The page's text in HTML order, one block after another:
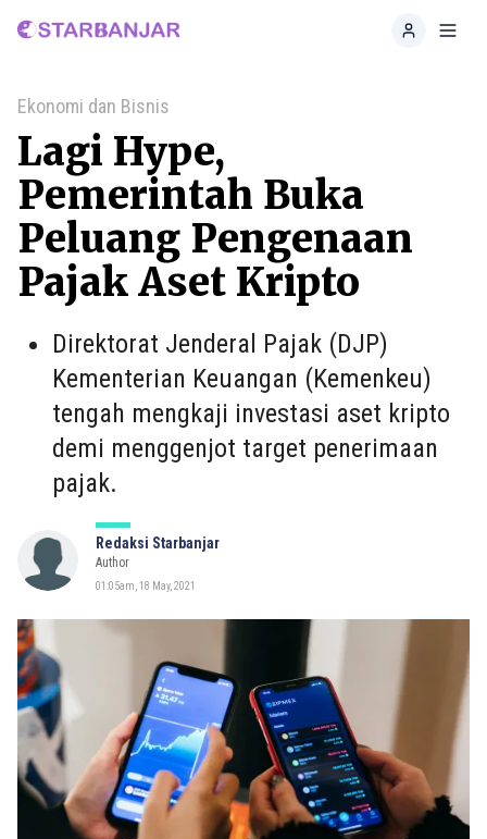
Home
Ekonomi dan Bisnis
Lagi Hype,
Pemerintah Buka
Peluang Pengenaan
Pajak Aset Kripto
Direktorat Jenderal Pajak (DJP)
Kementerian Keuangan (Kemenkeu)
tengah mengkaji investasi aset kripto
demi menggenjot target penerimaan
pajak.
Redaksi Starbanjar
Author
01:05am, 18 May, 2021